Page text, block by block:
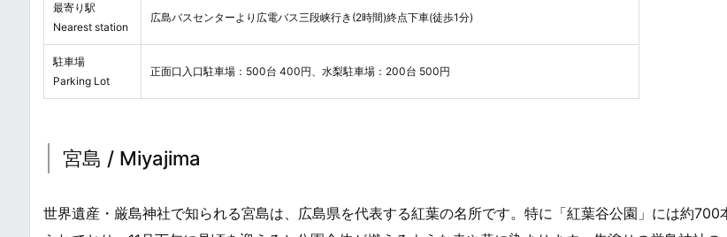
最寄り駅
Nearest station
広島バスセンターより広電バス三段峡行き(2時間)終点下車(徒歩1分)
駐車場
Parking Lot
正面口入口駐車場：500台 400円、水梨駐車場：200台 500円
宮島 / Miyajima
世界遺産・厳島神社で知られる宮島は、広島県を代表する紅葉の名所です。特に「紅葉谷公園」には約700